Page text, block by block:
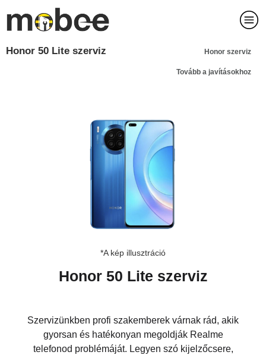
Honor 50 Lite szerviz Honor szerviz
Tovább a javításokhoz
*A kép illusztráció
Honor 50 Lite szerviz
Szervizünkben profi szakemberek várnak rád, akik
gyorsan és hatékonyan megoldják Realme
telefonod problémáját. Legyen szó kijelzőcsere,